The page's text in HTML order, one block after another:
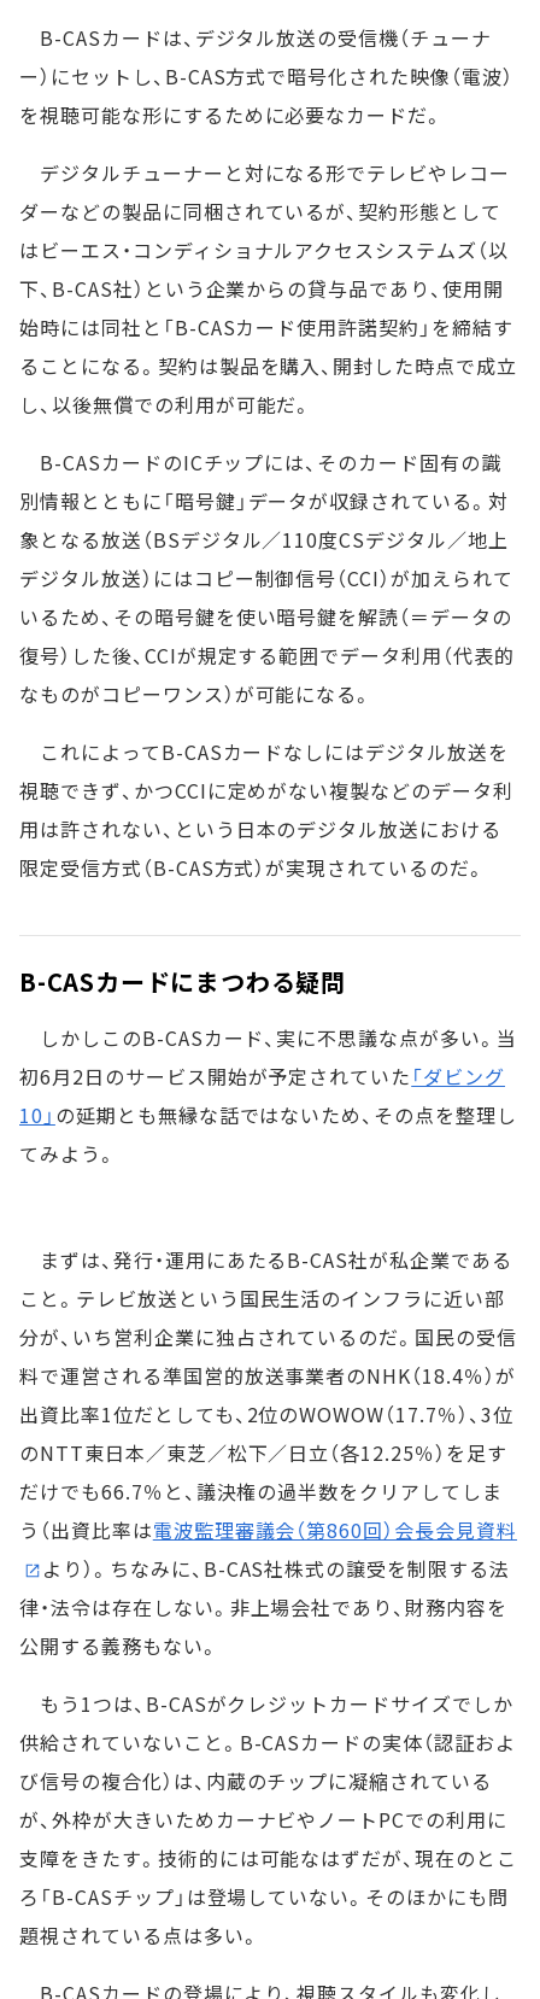
B-CASカードは、デジタル放送の受信機（チューナ
ー）にセットし、B-CAS方式で暗号化された映像（電波）
を視聴可能な形にするために必要なカードだ。
デジタルチューナーと対になる形でテレビやレコー
ダーなどの製品に同梱されているが、契約形態として
はビーエス・コンディショナルアクセスシステムズ（以
下、B-CAS社）という企業からの貸与品であり、使用開
始時には同社と「B-CASカード使用許諾契約」を締結す
ることになる。契約は製品を購入、開封した時点で成立
し、以後無償での利用が可能だ。
B-CASカードのICチップには、そのカード固有の識
別情報とともに「暗号鍵」データが収録されている。対
象となる放送（BSデジタル／110度CSデジタル／地上
デジタル放送）にはコピー制御信号（CCI）が加えられて
いるため、その暗号鍵を使い暗号鍵を解読（＝データの
復号）した後、CCIが規定する範囲でデータ利用（代表的
なものがコピーワンス）が可能になる。
これによってB-CASカードなしにはデジタル放送を
視聴できず、かつCCIに定めがない複製などのデータ利
用は許されない、という日本のデジタル放送における
限定受信方式（B-CAS方式）が実現されているのだ。
B-CASカードにまつわる疑問
しかしこのB-CASカード、実に不思議な点が多い。当
初6月2日のサービス開始が予定されていた 「ダビング
10」 の延期とも無縁な話ではないため、その点を整理し
てみよう。
まずは、発行・運用にあたるB-CAS社が私企業である
こと。テレビ放送という国民生活のインフラに近い部
分が、いち営利企業に独占されているのだ。国民の受信
料で運営される準国営的放送事業者のNHK（18.4％）が
出資比率1位だとしても、2位のWOWOW（17.7％）、3位
のNTT東日本／東芝／松下／日立（各12.25％）を足す
だけでも66.7％と、議決権の過半数をクリアしてしま
う（出資比率は電波監理審議会（第860回）会長会見資料
より）。ちなみに、B-CAS社株式の譲受を制限する法
律・法令は存在しない。非上場会社であり、財務内容を
公開する義務もない。
もう1つは、B-CASがクレジットカードサイズでしか
供給されていないこと。B-CASカードの実体（認証およ
び信号の複合化）は、内蔵のチップに凝縮されている
が、外枠が大きいためカーナビやノートPCでの利用に
支障をきたす。技術的には可能なはずだが、現在のとこ
ろ「B-CASチップ」は登場していない。そのほかにも問
題視されている点は多い。